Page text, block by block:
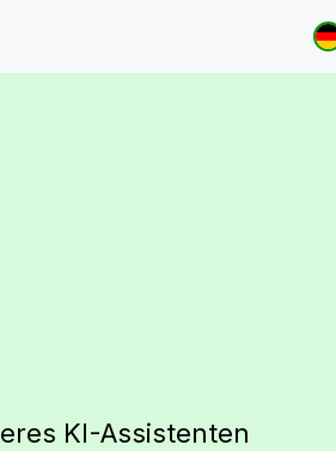
KI-Assistenten